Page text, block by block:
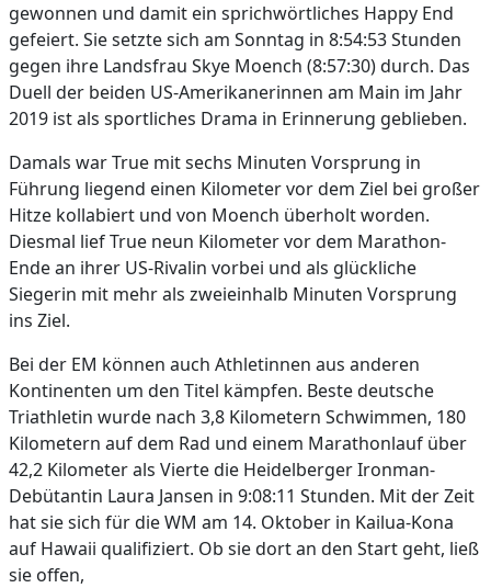
gewonnen und damit ein sprichwörtliches Happy End
gefeiert. Sie setzte sich am Sonntag in 8:54:53 Stunden
gegen ihre Landsfrau Skye Moench (8:57:30) durch. Das
Duell der beiden US-Amerikanerinnen am Main im Jahr
2019 ist als sportliches Drama in Erinnerung geblieben.
Damals war True mit sechs Minuten Vorsprung in
Führung liegend einen Kilometer vor dem Ziel bei großer
Hitze kollabiert und von Moench überholt worden.
Diesmal lief True neun Kilometer vor dem Marathon-
Ende an ihrer US-Rivalin vorbei und als glückliche
Siegerin mit mehr als zweieinhalb Minuten Vorsprung
ins Ziel.
Bei der EM können auch Athletinnen aus anderen
Kontinenten um den Titel kämpfen. Beste deutsche
Triathletin wurde nach 3,8 Kilometern Schwimmen, 180
Kilometern auf dem Rad und einem Marathonlauf über
42,2 Kilometer als Vierte die Heidelberger Ironman-
Debütantin Laura Jansen in 9:08:11 Stunden. Mit der Zeit
hat sie sich für die WM am 14. Oktober in Kailua-Kona
auf Hawaii qualifiziert. Ob sie dort an den Start geht, ließ
sie offen,